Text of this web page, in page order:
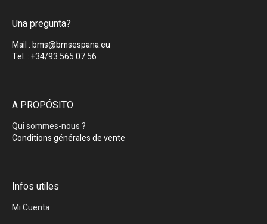
Una pregunta?
Mail : bms@bmsespana.eu
Tel. : +34/93.565.07.56
A PROPÓSITO
Qui sommes-nous ?
Conditions générales de vente
Infos utiles
Mi Cuenta